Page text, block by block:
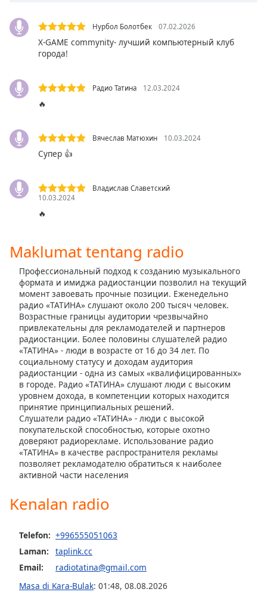
subtitles
settings,
opens
settings
dialog
subtitles
selected
Picture-
in-
modal
window.
Beginning
dialog
window.
Escape
cancel
close
window.
Background
Color
Нурбол Болотбек 07.02.2026
X-GAME commynity- лучший компьютерный клуб
города!
Радио Татина 12.03.2024
🔥
Вячеслав Матюхин 10.03.2024
Супер 👍
Владислав Славетский
10.03.2024
🔥
Maklumat tentang radio
Профессиональный подход к созданию музыкального
формата и имиджа радиостанции позволил на текущий
момент завоевать прочные позиции. Еженедельно
радио «ТАТИНА» слушают около 200 тысяч человек.
Возрастные границы аудитории чрезвычайно
привлекательны для рекламодателей и партнеров
радиостанции. Более половины слушателей радио
«ТАТИНА» - люди в возрасте от 16 до 34 лет. По
социальному статусу и доходам аудитория
радиостанции - одна из самых «квалифицированных»
в городе. Радио «ТАТИНА» слушают люди с высоким
уровнем дохода, в компетенции которых находится
принятие принципиальных решений.
Слушатели радио «ТАТИНА» - люди с высокой
покупательской способностью, которые охотно
доверяют радиорекламе. Использование радио
«ТАТИНА» в качестве распространителя рекламы
позволяет рекламодателю обратиться к наиболее
активной части населения
Kenalan radio
Telefon: +996555051063
Laman:
taplink.cc
Email:
radiotatina@gmail.com
Masa di Kara-Bulak: 01:48, 08.08.2026